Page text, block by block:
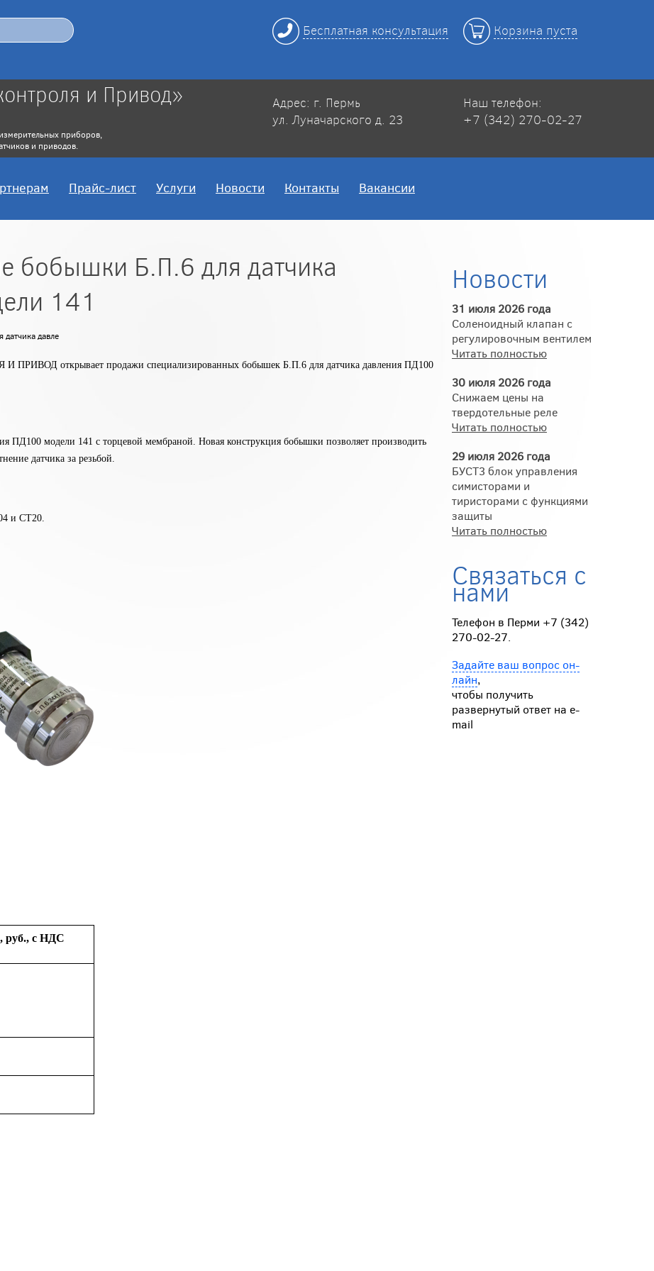
Бесплатная консультация Корзина пуста
и Привод»
приборов,
и приводов.
Адрес: г. Пермь
ул. Луначарского д. 23
Наш телефон:
+7 (342) 270-02-27
Прайс-лист Услуги Новости Контакты Вакансии
бобышки Б.П.6 для датчика
141
давле
ПРИВОД открывает продажи специализированных бобышек Б.П.6 для датчика давления ПД100
ПД100 модели 141 с торцевой мембраной. Новая конструкция бобышки позволяет производить
датчика за резьбой.
и СТ20.
руб., с НДС
Новости
31 июля 2026 года
Соленоидный клапан с
регулировочным вентилем
Читать полностью
30 июля 2026 года
Снижаем цены на
твердотельные реле
Читать полностью
29 июля 2026 года
БУСТ3 блок управления
симисторами и
тиристорами с функциями
защиты
Читать полностью
Связаться с
нами
Телефон в Перми +7 (342)
270-02-27.
Задайте ваш вопрос он-
лайн,
чтобы получить
развернутый ответ на e-
mail